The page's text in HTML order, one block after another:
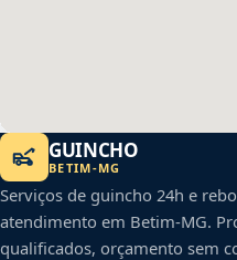
GUINCHO
BETIM-MG
Serviços de guincho 24h e
atendimento em Betim-MG.
qualificados, orçamento sem